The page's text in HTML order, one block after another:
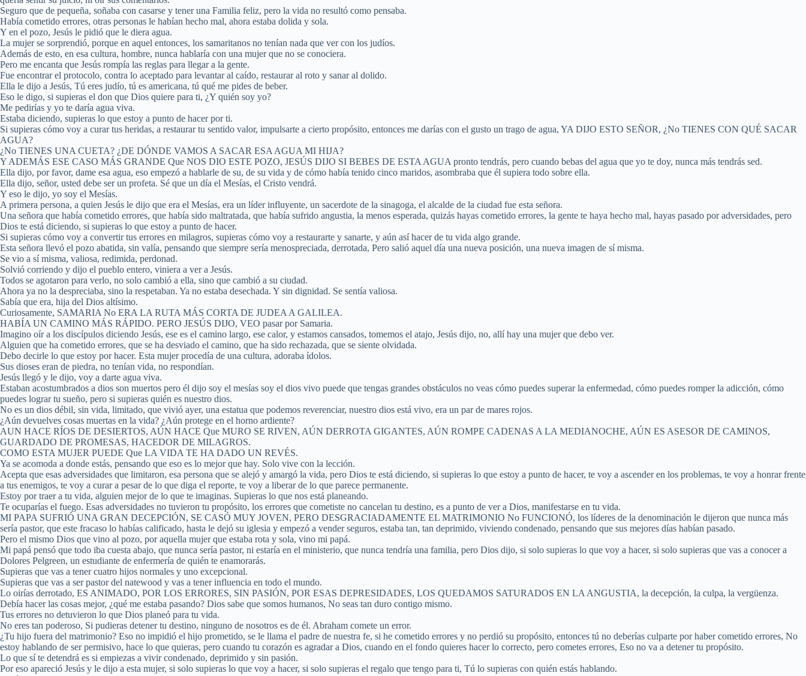
Seguro que de pequeña, soñaba con casarse y tener una Familia feliz, pero la vida no resultó como pensaba.
Había cometido errores, otras personas le habían hecho mal, ahora estaba dolida y sola.
Y en el pozo, Jesús le pidió que le diera agua.
La mujer se sorprendió, porque en aquel entonces, los samaritanos no tenían nada que ver con los judíos.
Además de esto, en esa cultura, hombre, nunca hablaría con una mujer que no se conociera.
Pero me encanta que Jesús rompía las reglas para llegar a la gente.
Fue encontrar el protocolo, contra lo aceptado para levantar al caído, restaurar al roto y sanar al dolido.
Ella le dijo a Jesús, Tú eres judío, tú es americana, tú qué me pides de beber.
Eso le digo, si supieras el don que Dios quiere para ti, ¿Y quién soy yo?
Me pedirías y yo te daría agua viva.
Estaba diciendo, supieras lo que estoy a punto de hacer por ti.
Si supieras cómo voy a curar tus heridas, a restaurar tu sentido valor, impulsarte a cierto propósito, entonces me darías con el gusto un trago de agua, YA DIJO ESTO SEÑOR, ¿No TIENES CON QUÉ SACAR
AGUA?
¿No TIENES UNA CUETA? ¿DE DÓNDE VAMOS A SACAR ESA AGUA MI HIJA?
Y ADEMÁS ESE CASO MÁS GRANDE Que NOS DIO ESTE POZO, JESÚS DIJO SI BEBES DE ESTA AGUA pronto tendrás, pero cuando bebas del agua que yo te doy, nunca más tendrás sed.
Ella dijo, por favor, dame esa agua, eso empezó a hablarle de su, de su vida y de cómo había tenido cinco maridos, asombraba que él supiera todo sobre ella.
Ella dijo, señor, usted debe ser un profeta. Sé que un día el Mesías, el Cristo vendrá.
Y eso le dijo, yo soy el Mesías.
A primera persona, a quien Jesús le dijo que era el Mesías, era un líder influyente, un sacerdote de la sinagoga, el alcalde de la ciudad fue esta señora.
Una señora que había cometido errores, que había sido maltratada, que había sufrido angustia, la menos esperada, quizás hayas cometido errores, la gente te haya hecho mal, hayas pasado por adversidades, pero
Dios te está diciendo, si supieras lo que estoy a punto de hacer.
Si supieras cómo voy a convertir tus errores en milagros, supieras cómo voy a restaurarte y sanarte, y aún así hacer de tu vida algo grande.
Esta señora llevó el pozo abatida, sin valía, pensando que siempre sería menospreciada, derrotada, Pero salió aquel día una nueva posición, una nueva imagen de sí misma.
Se vio a sí misma, valiosa, redimida, perdonad.
Solvió corriendo y dijo el pueblo entero, viniera a ver a Jesús.
Todos se agotaron para verlo, no solo cambió a ella, sino que cambió a su ciudad.
Ahora ya no la despreciaba, sino la respetaban. Ya no estaba desechada. Y sin dignidad. Se sentía valiosa.
Sabía que era, hija del Dios altísimo.
Curiosamente, SAMARIA No ERA LA RUTA MÁS CORTA DE JUDEA A GALILEA.
HABÍA UN CAMINO MÁS RÁPIDO. PERO JESÚS DIJO, VEO pasar por Samaria.
Imagino oír a los discípulos diciendo Jesús, ese es el camino largo, ese calor, y estamos cansados, tomemos el atajo, Jesús dijo, no, allí hay una mujer que debo ver.
Alguien que ha cometido errores, que se ha desviado el camino, que ha sido rechazada, que se siente olvidada.
Debo decirle lo que estoy por hacer. Esta mujer procedía de una cultura, adoraba ídolos.
Sus dioses eran de piedra, no tenían vida, no respondían.
Jesús llegó y le dijo, voy a darte agua viva.
Estaban acostumbrados a dios son muertos pero él dijo soy el mesías soy el dios vivo puede que tengas grandes obstáculos no veas cómo puedes superar la enfermedad, cómo puedes romper la adicción, cómo
puedes lograr tu sueño, pero si supieras quién es nuestro dios.
No es un dios débil, sin vida, limitado, que vivió ayer, una estatua que podemos reverenciar, nuestro dios está vivo, era un par de mares rojos.
¿Aún devuelves cosas muertas en la vida? ¿Aún protege en el horno ardiente?
AUN HACE RÍOS DE DESIERTOS, AÚN HACE Que MURO SE RIVEN, AÚN DERROTA GIGANTES, AÚN ROMPE CADENAS A LA MEDIANOCHE, AÚN ES ASESOR DE CAMINOS,
GUARDADO DE PROMESAS, HACEDOR DE MILAGROS.
COMO ESTA MUJER PUEDE Que LA VIDA TE HA DADO UN REVÉS.
Ya se acomoda a donde estás, pensando que eso es lo mejor que hay. Solo vive con la lección.
Acepta que esas adversidades que limitaron, esa persona que se alejó y amargó la vida, pero Dios te está diciendo, si supieras lo que estoy a punto de hacer, te voy a ascender en los problemas, te voy a honrar frente
a tus enemigos, te voy a curar a pesar de lo que diga el reporte, te voy a liberar de lo que parece permanente.
Estoy por traer a tu vida, alguien mejor de lo que te imaginas. Supieras lo que nos está planeando.
Te ocuparías el fuego. Esas adversidades no tuvieron tu propósito, los errores que cometiste no cancelan tu destino, es a punto de ver a Dios, manifestarse en tu vida.
MI PAPA SUFRIÓ UNA GRAN DECEPCIÓN, SE CASÓ MUY JOVEN, PERO DESGRACIADAMENTE EL MATRIMONIO No FUNCIONÓ, los líderes de la denominación le dijeron que nunca más
sería pastor, que este fracaso lo habías calificado, hasta le dejó su iglesia y empezó a vender seguros, estaba tan, tan deprimido, viviendo condenado, pensando que sus mejores días habían pasado.
Pero el mismo Dios que vino al pozo, por aquella mujer que estaba rota y sola, vino mi papá.
Mi papá pensó que todo iba cuesta abajo, que nunca sería pastor, ni estaría en el ministerio, que nunca tendría una familia, pero Dios dijo, si solo supieras lo que voy a hacer, si solo supieras que vas a conocer a
Dolores Pelgreen, un estudiante de enfermería de quién te enamorarás.
Supieras que vas a tener cuatro hijos normales y uno excepcional.
Supieras que vas a ser pastor del natewood y vas a tener influencia en todo el mundo.
Lo oirías derrotado, ES ANIMADO, POR LOS ERRORES, SIN PASIÓN, POR ESAS DEPRESIDADES, LOS QUEDAMOS SATURADOS EN LA ANGUSTIA, la decepción, la culpa, la vergüenza.
Debía hacer las cosas mejor, ¿qué me estaba pasando? Dios sabe que somos humanos, No seas tan duro contigo mismo.
Tus errores no detuvieron lo que Dios planeó para tu vida.
No eres tan poderoso, Si pudieras detener tu destino, ninguno de nosotros es de él. Abraham comete un error.
¿Tu hijo fuera del matrimonio? Eso no impidió el hijo prometido, se le llama el padre de nuestra fe, si he cometido errores y no perdió su propósito, entonces tú no deberías culparte por haber cometido errores, No
estoy hablando de ser permisivo, hace lo que quieras, pero cuando tu corazón es agradar a Dios, cuando en el fondo quieres hacer lo correcto, pero cometes errores, Eso no va a detener tu propósito.
Lo que sí te detendrá es si empiezas a vivir condenado, deprimido y sin pasión.
Por eso apareció Jesús y le dijo a esta mujer, si solo supieras lo que voy a hacer, si solo supieras el regalo que tengo para ti, Tú lo supieras con quién estás hablando.